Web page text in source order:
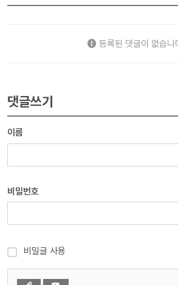
등록된 댓글이 없습니
댓글쓰기
이름
비밀번호
비밀글 사용